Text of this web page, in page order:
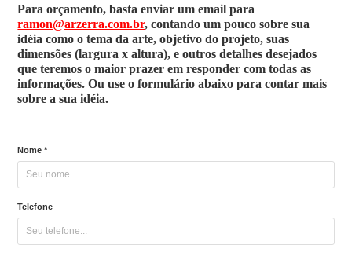
Para orçamento, basta enviar um email para
ramon@arzerra.com.br, contando um pouco sobre sua
idéia como o tema da arte, objetivo do projeto, suas
dimensões (largura x altura), e outros detalhes desejados
que teremos o maior prazer em responder com todas as
informações. Ou use o formulário abaixo para contar mais
sobre a sua idéia.
Nome *
Telefone